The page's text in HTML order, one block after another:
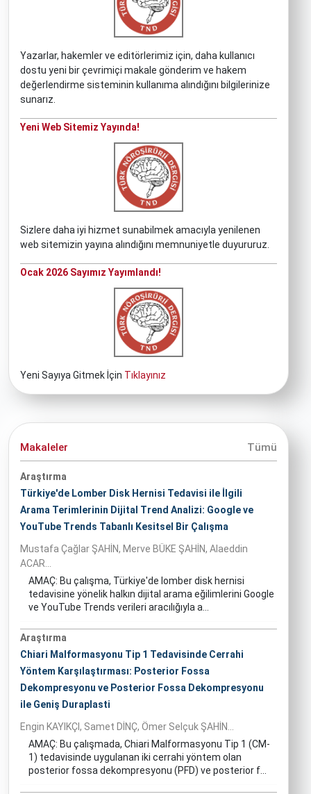
Yazarlar, hakemler ve editörlerimiz için, daha kullanıcı
dostu yeni bir çevrimiçi makale gönderim ve hakem
değerlendirme sisteminin kullanıma alındığını bilgilerinize
sunarız.
Yeni Web Sitemiz Yayında!
Sizlere daha iyi hizmet sunabilmek amacıyla yenilenen
web sitemizin yayına alındığını memnuniyetle duyururuz.
Ocak 2026 Sayımız Yayımlandı!
Yeni Sayıya Gitmek İçin Tıklayınız
Makaleler Tümü
Araştırma
Türkiye'de Lomber Disk Hernisi Tedavisi ile İlgili
Arama Terimlerinin Dijital Trend Analizi: Google ve
YouTube Trends Tabanlı Kesitsel Bir Çalışma
Mustafa Çağlar ŞAHİN, Merve BÜKE ŞAHİN, Alaeddin
ACAR...
AMAÇ: Bu çalışma, Türkiye'de lomber disk hernisi
tedavisine yönelik halkın dijital arama eğilimlerini Google
ve YouTube Trends verileri aracılığıyla a...
Araştırma
Chiari Malformasyonu Tip 1 Tedavisinde Cerrahi
Yöntem Karşılaştırması: Posterior Fossa
Dekompresyonu ve Posterior Fossa Dekompresyonu
ile Geniş Duraplasti
Engin KAYIKÇI, Samet DİNÇ, Ömer Selçuk ŞAHİN...
AMAÇ: Bu çalışmada, Chiari Malformasyonu Tip 1 (CM-
1) tedavisinde uygulanan iki cerrahi yöntem olan
posterior fossa dekompresyonu (PFD) ve posterior f...